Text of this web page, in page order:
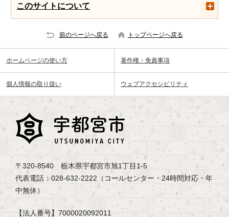
このサイトについて
前のページへ戻る トップページへ戻る
ホームページの使い方 著作権・免責事項
個人情報の取り扱い ウェブアクセシビリティ
〒320-8540 栃木県宇都宮市旭1丁目1-5
代表電話：028-632-2222（コールセンター・24時間対応・年
中無休）
【法人番号】7000020092011